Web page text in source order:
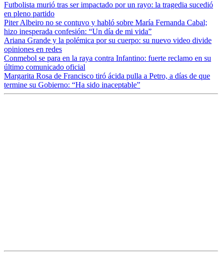
Futbolista murió tras ser impactado por un rayo: la tragedia sucedió
en pleno partido
Piter Albeiro no se contuvo y habló sobre María Fernanda Cabal;
hizo inesperada confesión: “Un día de mi vida”
Ariana Grande y la polémica por su cuerpo: su nuevo video divide
opiniones en redes
Conmebol se para en la raya contra Infantino: fuerte reclamo en su
último comunicado oficial
Margarita Rosa de Francisco tiró ácida pulla a Petro, a días de que
termine su Gobierno: “Ha sido inaceptable”